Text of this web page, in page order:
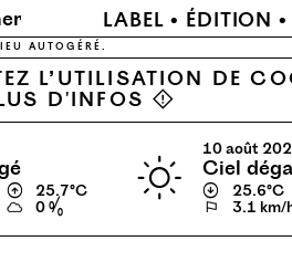
LABEL ÉDITION
AUTOGÉRÉ.
L’UTILISATION DE
D'INFOS ⚠
↑
25.7℃
0 %
10 août
ciel
↓ 25.6℃
⚐
3.1 km/